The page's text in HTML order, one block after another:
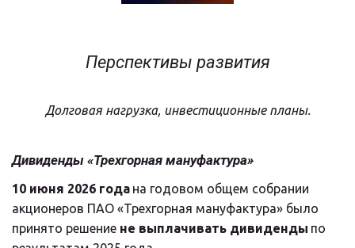
Перспективы развития
Долговая нагрузка, инвестиционные планы.
Дивиденды «Трехгорная мануфактура»
10 июня 2026 года на годовом общем собрании
акционеров ПАО «Трехгорная мануфактура» было
принято решение не выплачивать дивиденды по